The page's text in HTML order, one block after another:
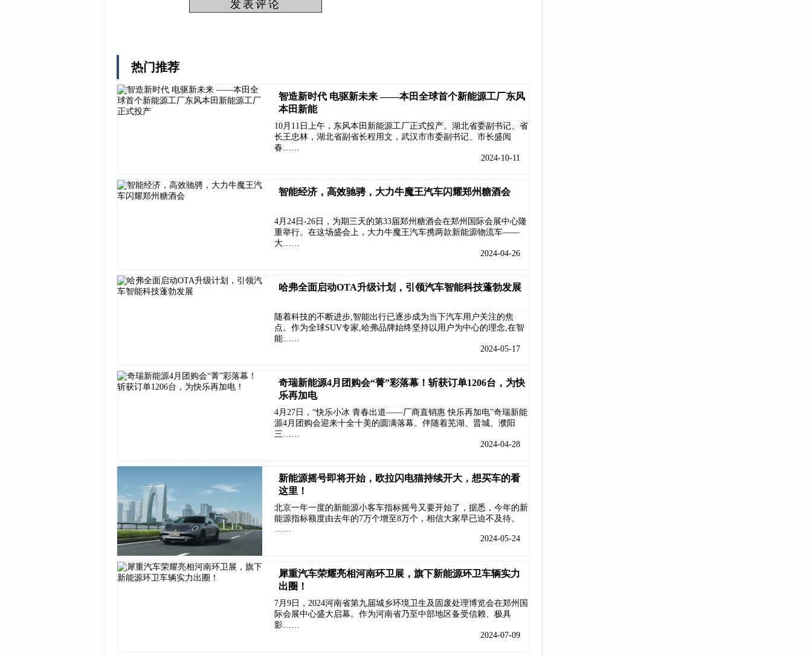
热门推荐
智造新时代 电驱新未来 ——本田全球首个新能源工厂东风
本田新能
10月11日上午，东风本田新能源工厂正式投产。湖北省委副书记、省
长王忠林，湖北省副省长程用文，武汉市市委副书记、市长盛阅
春……
2024-10-11
智能经济，高效驰骋，大力牛魔王汽车闪耀郑州糖酒会
4月24日-26日，为期三天的第33届郑州糖酒会在郑州国际会展中心隆
重举行。在这场盛会上，大力牛魔王汽车携两款新能源物流车——
大……
2024-04-26
哈弗全面启动OTA升级计划，引领汽车智能科技蓬勃发展
随着科技的不断进步,智能出行已逐步成为当下汽车用户关注的焦
点。作为全球SUV专家,哈弗品牌始终坚持以用户为中心的理念,在智
能……
2024-05-17
奇瑞新能源4月团购会“菁”彩落幕！斩获订单1206台，为快
乐再加电
4月27日，“快乐小冰 青春出道——厂商直销惠 快乐再加电”奇瑞新能
源4月团购会迎来十全十美的圆满落幕。伴随着芜湖、晋城、濮阳
三……
2024-04-28
新能源摇号即将开始，欧拉闪电猫持续开大，想买车的看
这里！
北京一年一度的新能源小客车指标摇号又要开始了，据悉，今年的新
能源指标额度由去年的7万个增至8万个，相信大家早已迫不及待。
……
2024-05-24
犀重汽车荣耀亮相河南环卫展，旗下新能源环卫车辆实力
出圈！
7月9日，2024河南省第九届城乡环境卫生及固废处理博览会在郑州国
际会展中心盛大启幕。作为河南省乃至中部地区备受信赖、极具
影……
2024-07-09